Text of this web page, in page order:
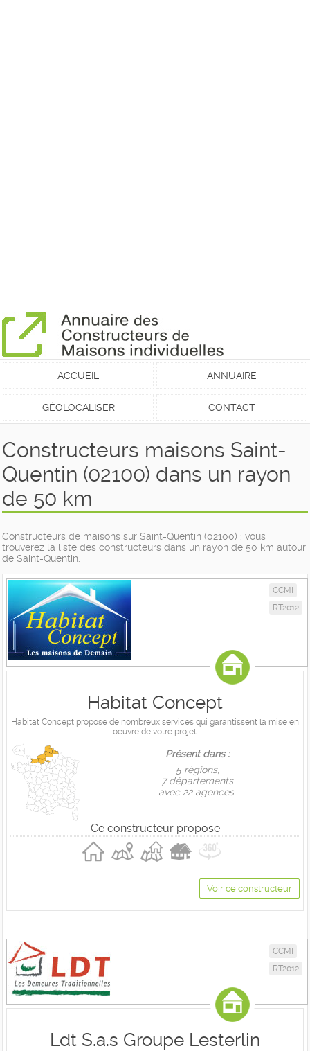
ACCUEIL ANNUAIRE
GÉOLOCALISER CONTACT
Constructeurs maisons Saint-
Quentin (02100) dans un rayon
de 50 km
Constructeurs de maisons sur Saint-Quentin (02100) : vous
trouverez la liste des constructeurs dans un rayon de 50 km autour
de Saint-Quentin.
CCMI
RT2012
Habitat Concept
Habitat Concept propose de nombreux services qui garantissent la mise en
oeuvre de votre projet.
Présent dans :
5 règions,
7 départements
avec 22 agences.
Ce constructeur propose
Voir ce constructeur
CCMI
RT2012
Ldt S.a.s Groupe Lesterlin